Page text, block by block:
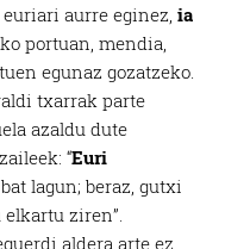
euriari aurre eginez,ia
portuan, mendia,
egunaz gozatzeko.
txarrak parte
azaldu dute
“Euri
lagun; beraz, gutxi
ziren”.
aldera arte ez